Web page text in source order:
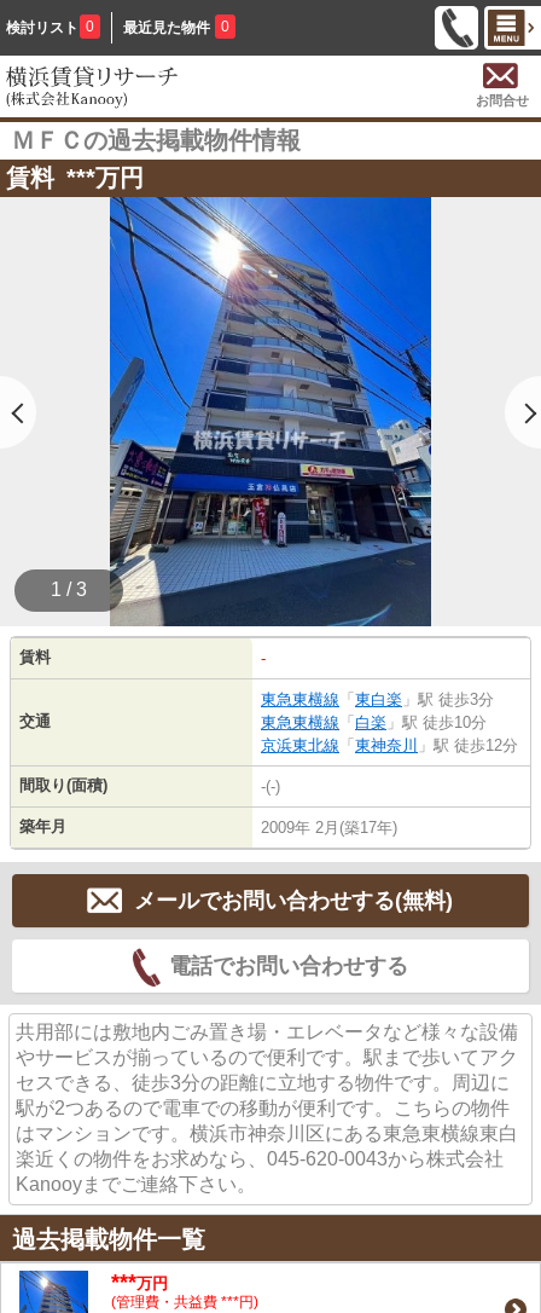
検討リスト 0 最近見た物件 0
お問合せ
ＭＦＣの過去掲載物件情報
賃料 ***万円
1 / 3
賃料 -
交通
東急東横線 「 東白楽 」駅 徒歩3分
東急東横線 「 白楽 」駅 徒歩10分
京浜東北線 「 東神奈川 」駅 徒歩12分
間取り(面積) -(-)
築年月 2009年 2月(築17年)
メールでお問い合わせする(無料)
電話でお問い合わせする
共用部には敷地内ごみ置き場・エレベータなど様々な設備
やサービスが揃っているので便利です。駅まで歩いてアク
セスできる、徒歩3分の距離に立地する物件です。周辺に
駅が2つあるので電車での移動が便利です。こちらの物件
はマンションです。横浜市神奈川区にある東急東横線東白
楽近くの物件をお求めなら、045-620-0043から株式会社
Kanooyまでご連絡下さい。
過去掲載物件一覧
***万円
(管理費・共益費 ***円)